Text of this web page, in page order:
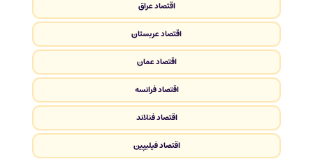
اقتصاد عراق
اقتصاد عربستان
اقتصاد عمان
اقتصاد فرانسه
اقتصاد فنلاند
اقتصاد فیلیپین